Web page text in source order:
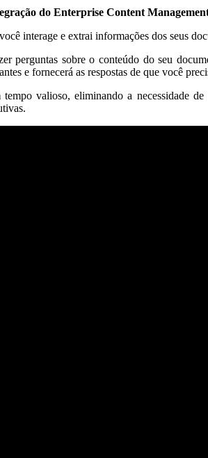
do Enterprise Content
interage e extrai informações dos seus
perguntas sobre o conteúdo do seu
e fornecerá as respostas de que você
valioso, eliminando a necessidade